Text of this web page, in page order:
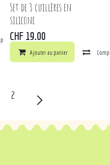
Ajouter à la liste de souhaits
Set de 3 cuillères en
silicone
CHF 19.00
Ajouter au panier
2